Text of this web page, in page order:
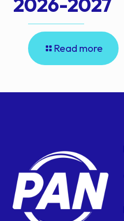
Read more